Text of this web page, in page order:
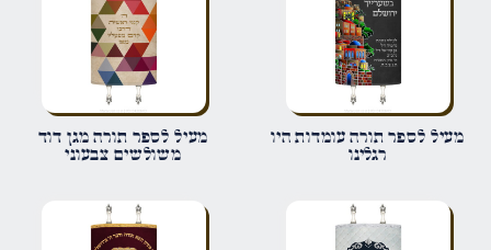
שם*
מעיל לספר תורה עומדות היו
רגלינו
מעיל לספר תורה מגן דוד
משולשים צבעוני